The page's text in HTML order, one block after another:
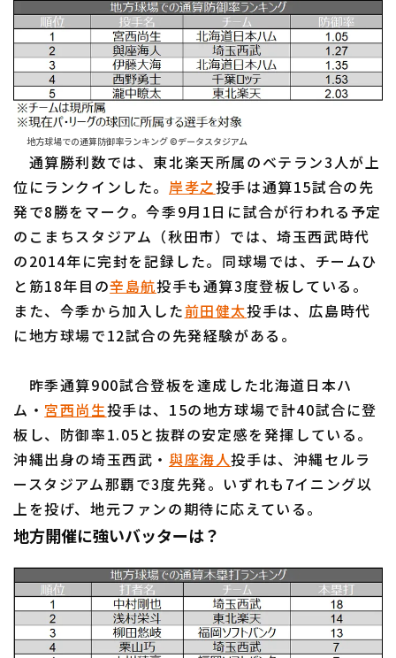
プライバシーポリシー
運営会社（別ウィンドウで開く） よくある質問
特定商取引法の表示 アルバイト募集（別ウィンドウで開く
地方球場での通算防御率ランキング ©データスタジアム
通算勝利数では、東北楽天所属のベテラン3人が上
位にランクインした。 岸孝之投手は通算15試合の先
発で8勝をマーク。今季9月1日に試合が行われる予定
のこまちスタジアム（秋田市）では、埼玉西武時代
の2014年に完封を記録した。同球場では、チームひ
と筋18年目の辛島航投手も通算3度登板している。
また、今季から加入した前田健太投手は、広島時代
に地方球場で12試合の先発経験がある。
昨季通算900試合登板を達成した北海道日本ハ
ム・ 宮西尚生投手は、15の地方球場で計40試合に登
板し、防御率1.05と抜群の安定感を発揮している。
沖縄出身の埼玉西武・ 與座海人投手は、沖縄セルラ
ースタジアム那覇で3度先発。いずれも7イニング以
上を投げ、地元ファンの期待に応えている。
地方開催に強いバッターは？